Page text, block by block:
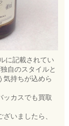
に記載されてい
自のスタイルと
気持ちが込めら
ッカスでも買取
いましたら、